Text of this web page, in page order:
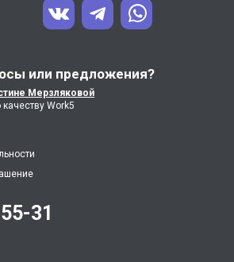
или предложения?
Мерзляковой
Work5
31